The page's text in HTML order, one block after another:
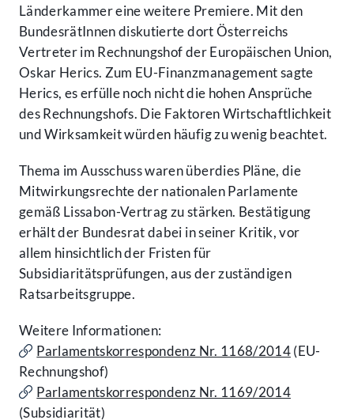
Länderkammer eine weitere Premiere. Mit den
BundesrätInnen diskutierte dort Österreichs
Vertreter im Rechnungshof der Europäischen Union,
Oskar Herics. Zum EU-Finanzmanagement sagte
Herics, es erfülle noch nicht die hohen Ansprüche
des Rechnungshofs. Die Faktoren Wirtschaftlichkeit
und Wirksamkeit würden häufig zu wenig beachtet.
Thema im Ausschuss waren überdies Pläne, die
Mitwirkungsrechte der nationalen Parlamente
gemäß Lissabon-Vertrag zu stärken. Bestätigung
erhält der Bundesrat dabei in seiner Kritik, vor
allem hinsichtlich der Fristen für
Subsidiaritätsprüfungen, aus der zuständigen
Ratsarbeitsgruppe.
Weitere Informationen:
Parlamentskorrespondenz Nr. 1168/2014(EU-
Rechnungshof)
Parlamentskorrespondenz Nr. 1169/2014
(Subsidiarität)